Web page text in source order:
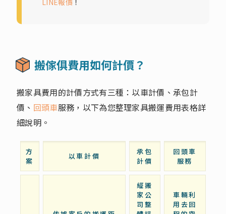
搬傢俱費用如何計價？
搬家具費用的計價方式有三種：以車計價、承包計
價、 回頭車服務，以下為您整理家具搬運費用表格詳
細說明。
方
案
以車計價
承包
計價
回頭車
服務
經搬
家公
司整
車輛利
用去回